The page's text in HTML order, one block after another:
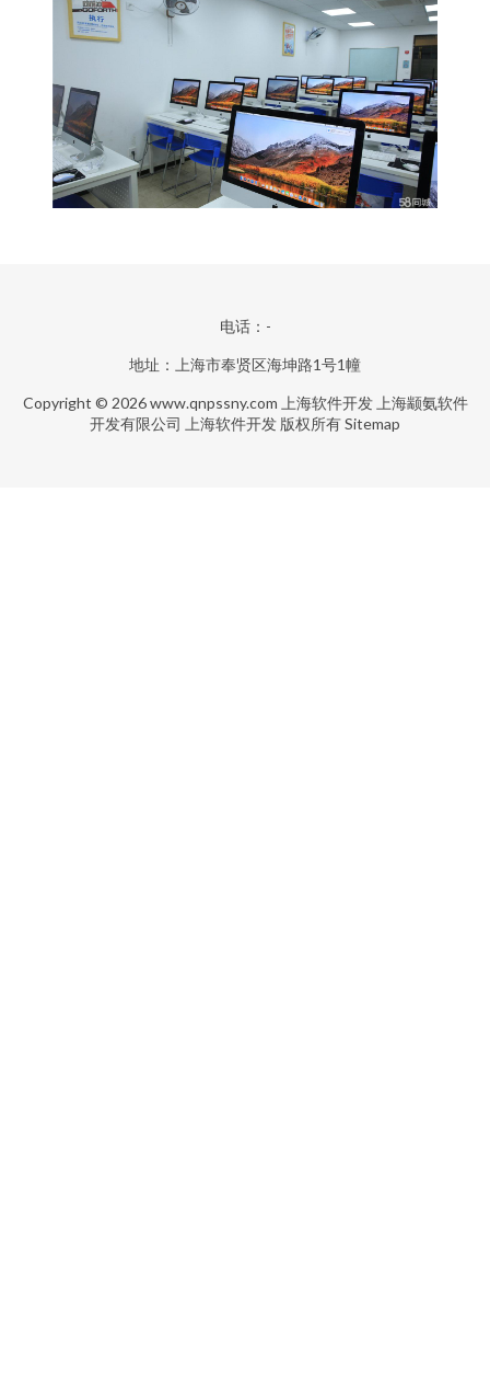
电话：-
地址：上海市奉贤区海坤路1号1幢
Copyright © 2026www.qnpssny.com 上海软件开发 上海颛氨软件
开发有限公司
上海软件开发 版权所有Sitemap